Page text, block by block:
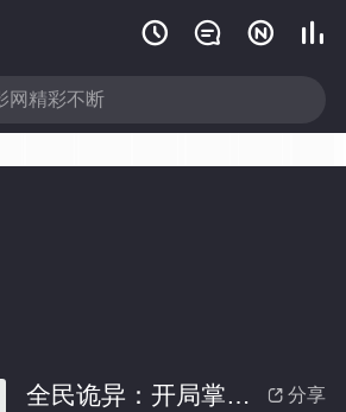
   
 分享
全民诡异：开局掌握零元购